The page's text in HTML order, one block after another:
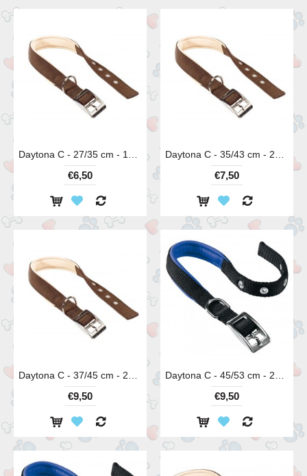
€6,50 €7,50
€9,50 €9,50